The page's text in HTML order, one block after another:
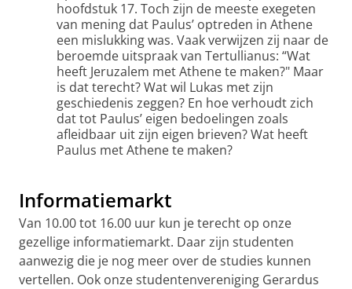
hoofdstuk 17. Toch zijn de meeste exegeten
van mening dat Paulus’ optreden in Athene
een mislukking was. Vaak verwijzen zij naar de
beroemde uitspraak van Tertullianus: “Wat
heeft Jeruzalem met Athene te maken?" Maar
is dat terecht? Wat wil Lukas met zijn
geschiedenis zeggen? En hoe verhoudt zich
dat tot Paulus’ eigen bedoelingen zoals
afleidbaar uit zijn eigen brieven? Wat heeft
Paulus met Athene te maken?
Informatiemarkt
Van 10.00 tot 16.00 uur kun je terecht op onze
gezellige informatiemarkt. Daar zijn studenten
aanwezig die je nog meer over de studies kunnen
vertellen. Ook onze studentenvereniging Gerardus